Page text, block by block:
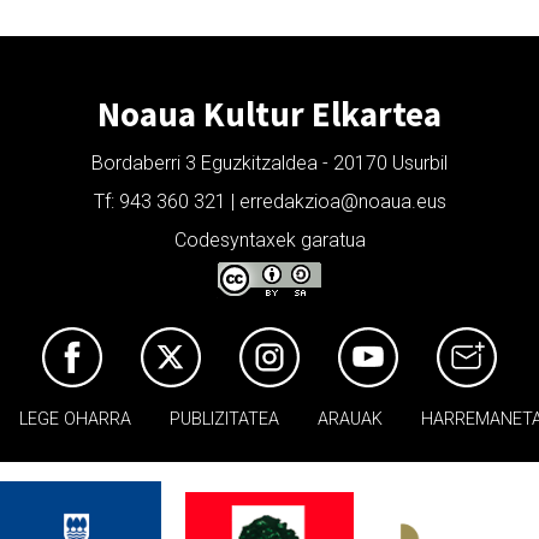
Noaua Kultur Elkartea
Bordaberri 3 Eguzkitzaldea - 20170 Usurbil
Tf: 943 360 321 | erredakzioa@noaua.eus
Codesyntaxek garatua
LEGE OHARRA PUBLIZITATEA ARAUAK